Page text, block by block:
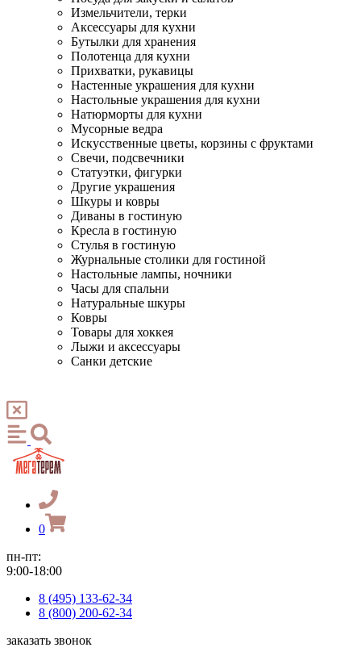
Измельчители, терки
Аксессуары для кухни
Бутылки для хранения
Полотенца для кухни
Прихватки, рукавицы
Настенные украшения для кухни
Настольные украшения для кухни
Натюрморты для кухни
Мусорные ведра
Искусственные цветы, корзины с фруктами
Свечи, подсвечники
Статуэтки, фигурки
Другие украшения
Шкуры и ковры
Диваны в гостиную
Кресла в гостиную
Стулья в гостиную
Журнальные столики для гостиной
Настольные лампы, ночники
Часы для спальни
Натуральные шкуры
Ковры
Товары для хоккея
Лыжи и аксессуары
Санки детские
0
пн-пт:
9:00-18:00
8 (495) 133-62-34
8 (800) 200-62-34
заказать звонок